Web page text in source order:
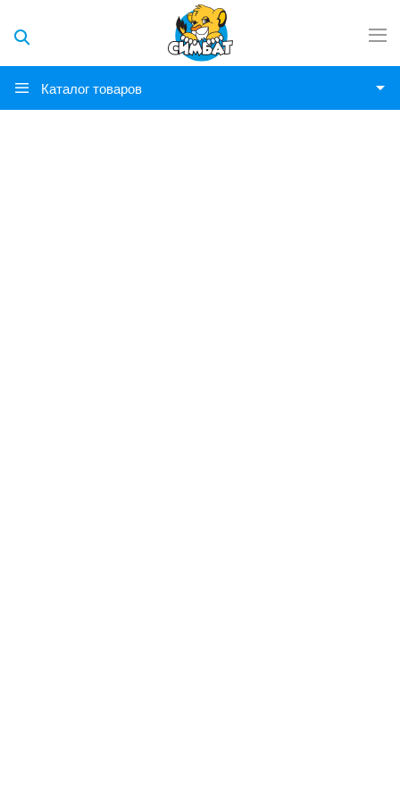
Каталог товаров